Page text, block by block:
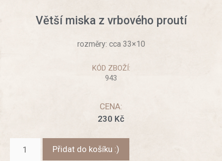
Větší miska z vrbového proutí
rozměry: cca 33×10
KÓD ZBOŽÍ:
943
CENA:
230 Kč
Přidat do košíku :)